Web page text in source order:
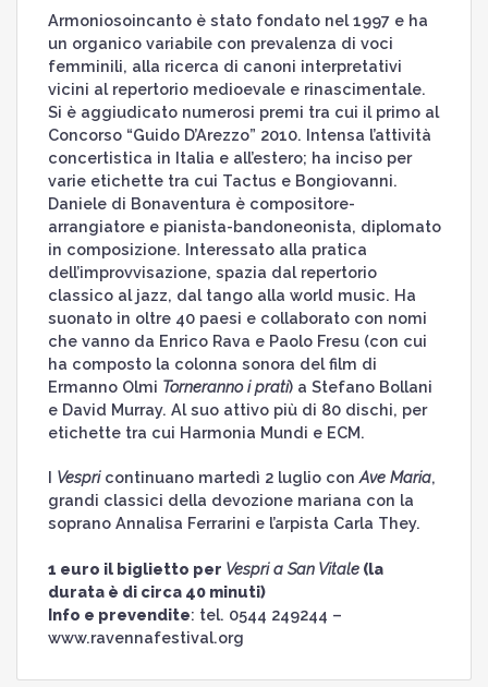
Armoniosoincanto è stato fondato nel 1997 e ha
un organico variabile con prevalenza di voci
femminili, alla ricerca di canoni interpretativi
vicini al repertorio medioevale e rinascimentale.
Si è aggiudicato numerosi premi tra cui il primo al
Concorso “Guido D’Arezzo” 2010. Intensa l’attività
concertistica in Italia e all’estero; ha inciso per
varie etichette tra cui Tactus e Bongiovanni.
Daniele di Bonaventura è compositore-
arrangiatore e pianista-bandoneonista, diplomato
in composizione. Interessato alla pratica
dell’improvvisazione, spazia dal repertorio
classico al jazz, dal tango alla world music. Ha
suonato in oltre 40 paesi e collaborato con nomi
che vanno da Enrico Rava e Paolo Fresu (con cui
ha composto la colonna sonora del film di
Ermanno Olmi Torneranno i prati) a Stefano Bollani
e David Murray. Al suo attivo più di 80 dischi, per
etichette tra cui Harmonia Mundi e ECM.
I Vespricontinuano martedì 2 luglio con Ave Maria,
grandi classici della devozione mariana con la
soprano Annalisa Ferrarini e l’arpista Carla They.
1 euro il biglietto per Vespri a San Vitale(la
durata è di circa 40 minuti)
Info e prevendite: tel. 0544 249244 –
www.ravennafestival.org